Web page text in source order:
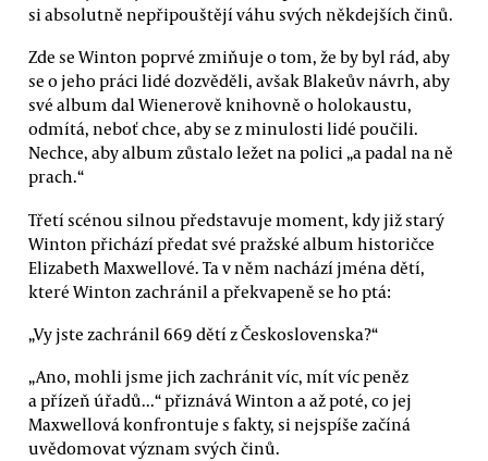
si absolutně nepřipouštějí váhu svých někdejších činů.
Zde se Winton poprvé zmiňuje o tom, že by byl rád, aby
se o jeho práci lidé dozvěděli, avšak Blakeův návrh, aby
své album dal Wienerově knihovně o holokaustu,
odmítá, neboť chce, aby se z minulosti lidé poučili.
Nechce, aby album zůstalo ležet na polici „a padal na ně
prach.“
Třetí scénou silnou představuje moment, kdy již starý
Winton přichází předat své pražské album historičce
Elizabeth Maxwellové. Ta v něm nachází jména dětí,
které Winton zachránil a překvapeně se ho ptá:
„Vy jste zachránil 669 dětí z Československa?“
„Ano, mohli jsme jich zachránit víc, mít víc peněz
a přízeň úřadů...“ přiznává Winton a až poté, co jej
Maxwellová konfrontuje s fakty, si nejspíše začíná
uvědomovat význam svých činů.